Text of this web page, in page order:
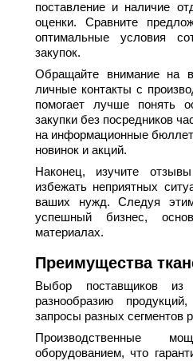
поставление и наличие
оценки. Сравните
оптимальные условия
закупок.
Обращайте внимание на
личные контакты с
помогает лучше понять
закупки без посредников
на информационные
новинок и акций.
Наконец, изучите
избежать неприятных
ваших нужд. Следуя
успешный бизнес,
материалах.
Преимущества
Выбор поставщиков из
разнообразию
запросы разных сегментов
Производственные
оборудованием, что